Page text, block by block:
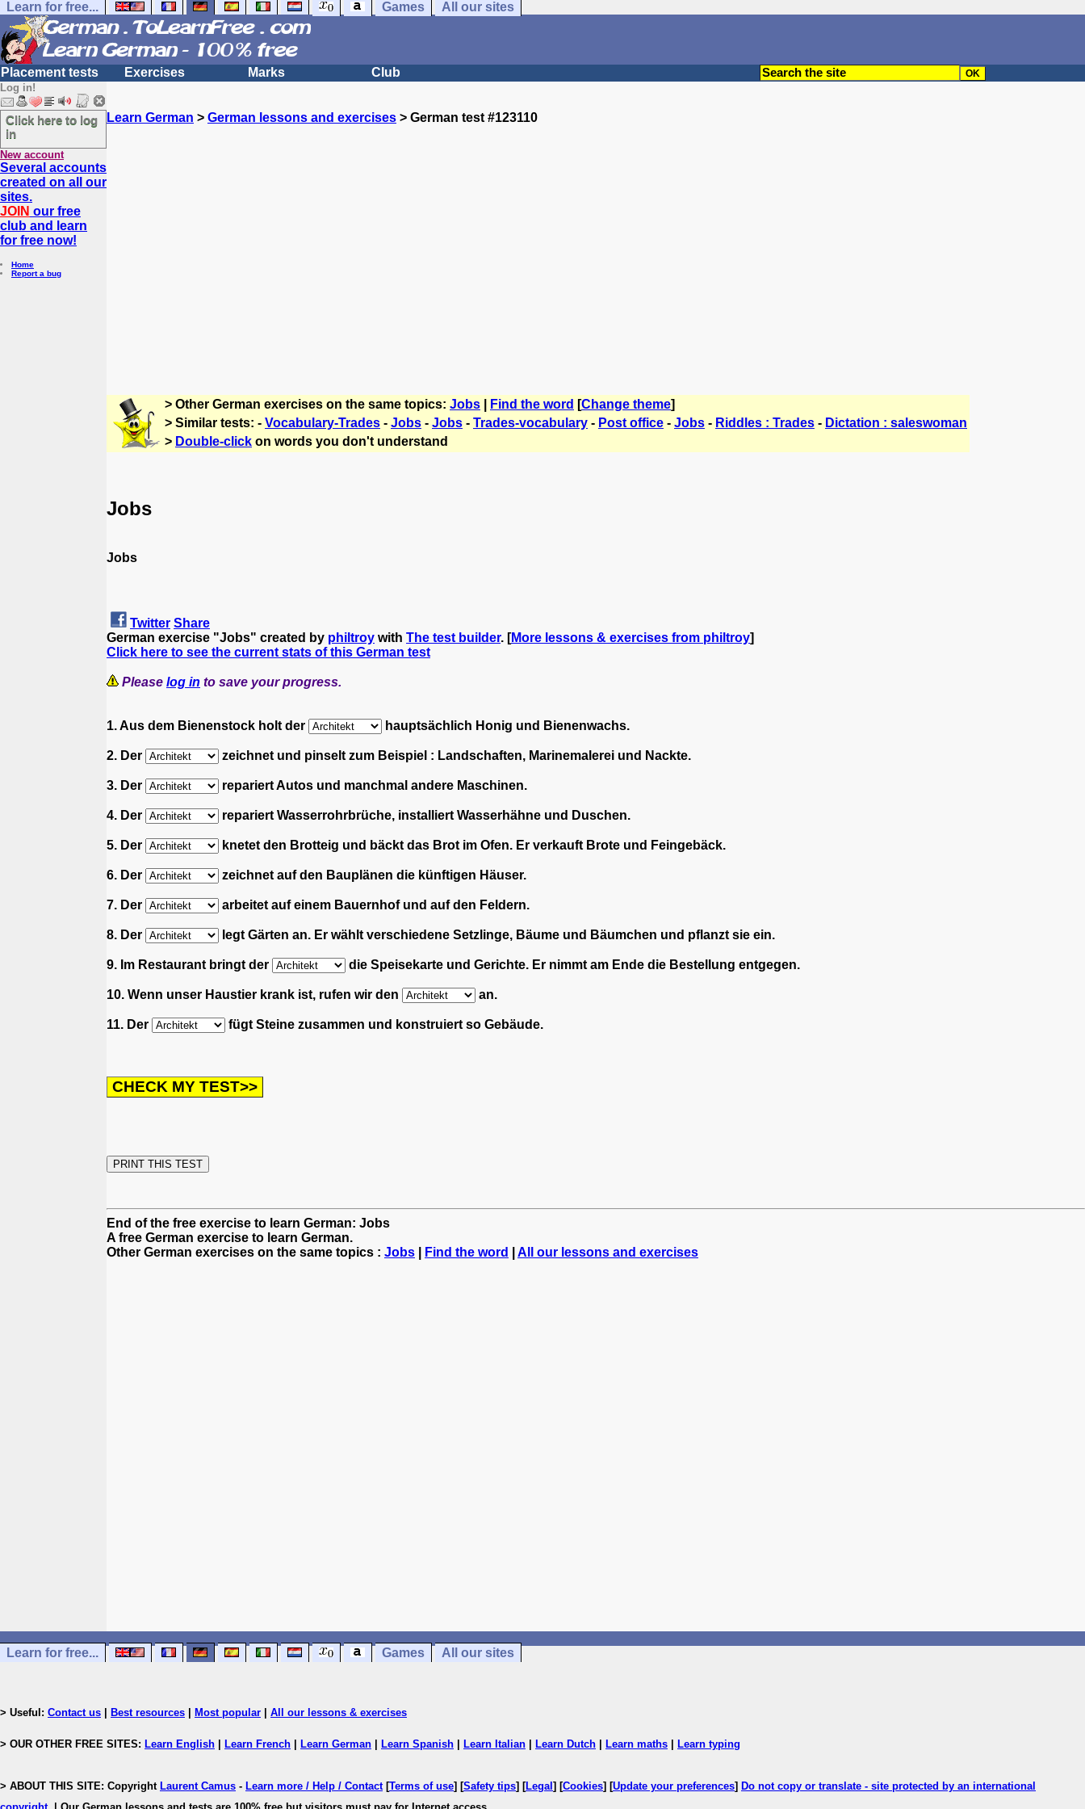
Learn for free... Games All our sites
Placement tests Exercises Marks Club
Log in!
Click here to log
in
New account
Several accounts
created on all our
sites.
JOIN our free
club and learn
for free now!
Home
Report a bug
Learn German > German lessons and exercises > German test #123110
> Other German exercises on the same topics: Jobs Find the word [Change theme]
> Similar tests: - Vocabulary-Trades - Jobs - Jobs - Trades-vocabulary - Post office - Jobs - Riddles : Trades - Dictation : saleswoman
> Double-click on words you don't understand
Jobs
Jobs
Twitter Share
German exercise "Jobs" created by philtroy with The test builder. [More lessons & exercises from philtroy]
Click here to see the current stats of this German test
Please log in to save your progress.
1. Aus dem Bienenstock holt der hauptsächlich Honig und Bienenwachs.
2. Der zeichnet und pinselt zum Beispiel : Landschaften, Marinemalerei und Nackte.
3. Der repariert Autos und manchmal andere Maschinen.
4. Der repariert Wasserrohrbrüche, installiert Wasserhähne und Duschen.
5. Der knetet den Brotteig und bäckt das Brot im Ofen. Er verkauft Brote und Feingebäck.
6. Der zeichnet auf den Bauplänen die künftigen Häuser.
7. Der arbeitet auf einem Bauernhof und auf den Feldern.
8. Der legt Gärten an. Er wählt verschiedene Setzlinge, Bäume und Bäumchen und pflanzt sie ein.
9. Im Restaurant bringt der die Speisekarte und Gerichte. Er nimmt am Ende die Bestellung entgegen.
10. Wenn unser Haustier krank ist, rufen wir den an.
11. Der fügt Steine zusammen und konstruiert so Gebäude.
End of the free exercise to learn German: Jobs
A free German exercise to learn German.
Other German exercises on the same topics : Jobs Find the word All our lessons and exercises
Learn for free... Games All our sites
> Useful: Contact us Best resources Most popular All our lessons & exercises
> OUR OTHER FREE SITES: Learn English Learn French Learn German Learn Spanish Learn Italian Learn Dutch Learn maths Learn typing
> ABOUT THIS SITE: Copyright Laurent Camus - Learn more / Help / Contact[Terms of use] [Safety tips] [Legal ] [Cookies] [Update your preferences] Do not copy or translate - site protected by an international